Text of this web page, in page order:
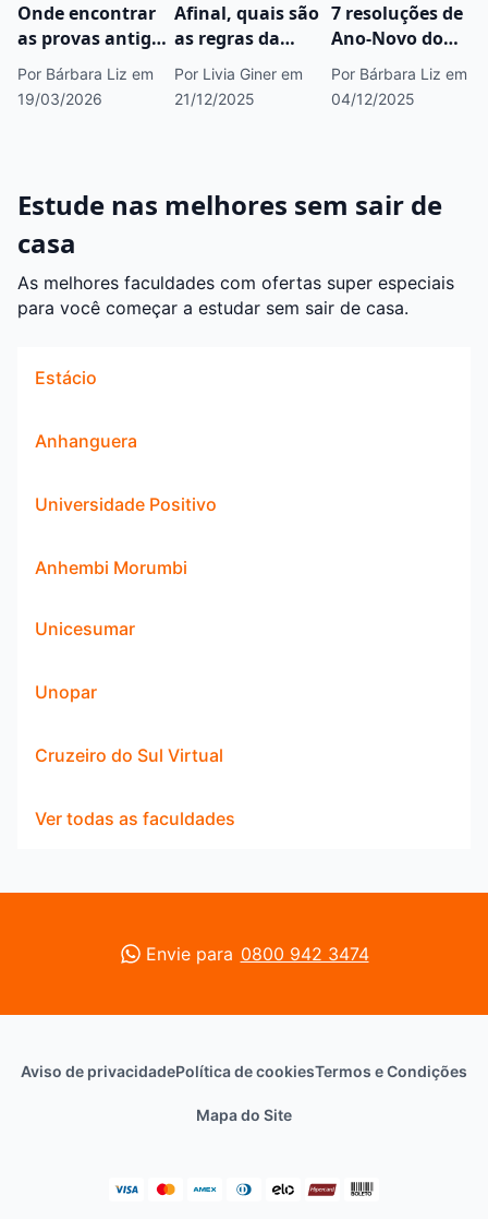
Onde encontrar
as provas antigas
do Encceja?
Por Bárbara Liz em
19/03/2026
Afinal, quais são
as regras da
ABNT?
Por Livia Giner em
21/12/2025
7 resoluções de
Ano-Novo do
aluno de EaD
Por Bárbara Liz em
04/12/2025
Estude nas melhores sem sair de
casa
As melhores faculdades com ofertas super especiais
para você começar a estudar sem sair de casa.
Estácio
Anhanguera
Universidade Positivo
Anhembi Morumbi
Unicesumar
Unopar
Cruzeiro do Sul Virtual
Ver todas as faculdades
Envie para 0800 942 3474
Aviso de privacidadePolítica de cookiesTermos e Condições
Mapa do Site